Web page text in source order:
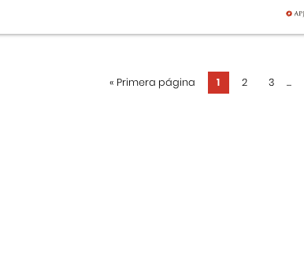
« Primera página 1 2 3 ...